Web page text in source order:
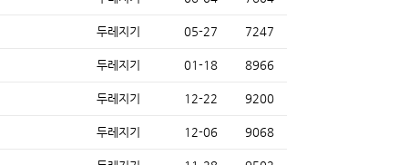
두레지기 05-27 7247
두레지기 01-18 8966
두레지기 12-22 9200
두레지기 12-06 9068